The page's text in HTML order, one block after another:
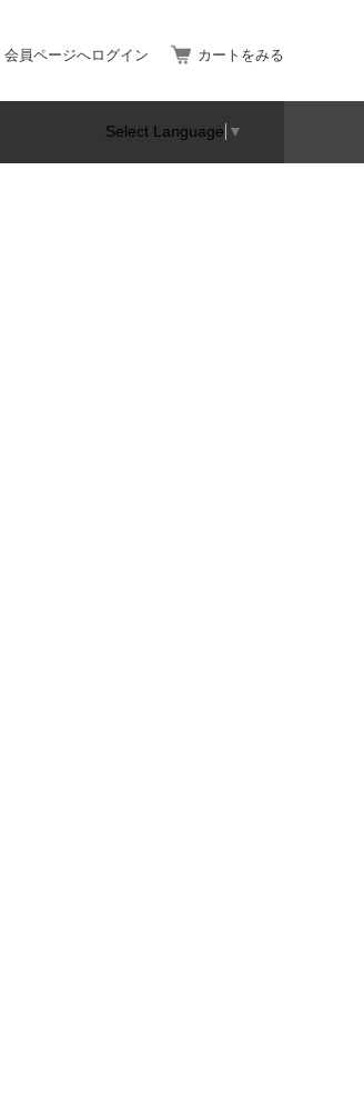
会員ページへログイン カートをみる
Select Language ▼